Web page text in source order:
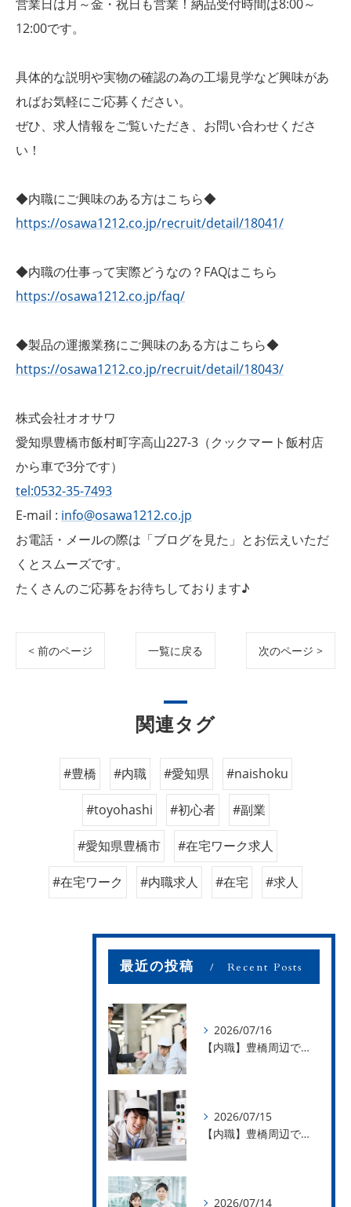
営業日は月～金・祝日も営業！納品受付時間は8:00～
12:00です。
具体的な説明や実物の確認の為の工場見学など興味があ
ればお気軽にご応募ください。
ぜひ、求人情報をご覧いただき、お問い合わせくださ
い！
◆内職にご興味のある方はこちら◆
https://osawa1212.co.jp/recruit/detail/18041/
◆内職の仕事って実際どうなの？FAQはこちら
https://osawa1212.co.jp/faq/
◆製品の運搬業務にご興味のある方はこちら◆
https://osawa1212.co.jp/recruit/detail/18043/
株式会社オオサワ
愛知県豊橋市飯村町字高山227-3（クックマート飯村店
から車で3分です）
tel:0532-35-7493
E-mail : info@osawa1212.co.jp
お電話・メールの際は「ブログを見た」とお伝えいただ
くとスムーズです。
たくさんのご応募をお待ちしております♪
< 前のページ 一覧に戻る 次のページ >
関連タグ
#豊橋 #内職 #愛知県 #naishoku
#toyohashi #初心者 #副業
#愛知県豊橋市 #在宅ワーク求人
#在宅ワーク #内職求人 #在宅 #求人
最近の投稿 Recent Posts
2026/07/16
【内職】豊橋周辺で内職のお仕事を探している方募集中！【お仕事の内容】
2026/07/15
【内職】豊橋周辺で内職のお仕事を探している方募集中！【急な学級閉鎖も安心】
2026/07/14